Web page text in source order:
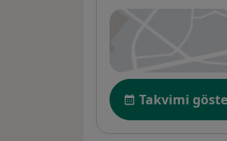
Uygunluk
Takvimi